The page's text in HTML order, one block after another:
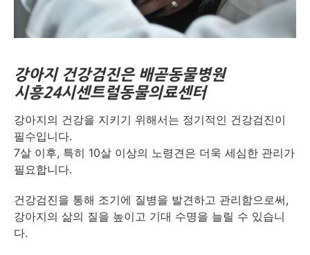
강아지건강검진은 배곧동물병원
시흥24시센트럴동물의료센터
강아지의 건강을 지키기 위해서는 정기적인 건강검진이
필수입니다.
7살 이후, 특히 10살 이상의 노령견은 더욱 세심한 관리가
필요합니다.
건강검진을 통해 조기에 질병을 발견하고 관리함으로써,
강아지의 삶의 질을 높이고 기대 수명을 늘릴 수 있습니
다.